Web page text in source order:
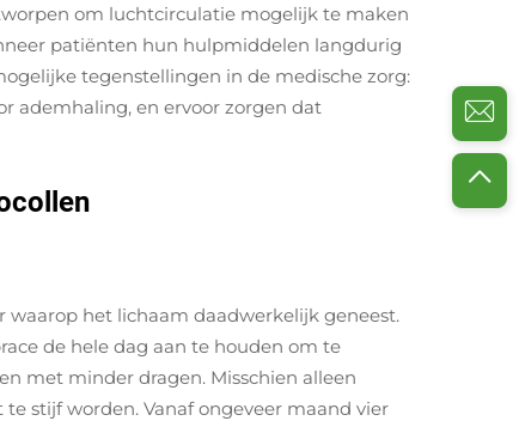
om luchtcirculatie mogelijk te maken
patiënten hun hulpmiddelen langdurig
tegenstellingen in de medische zorg:
ademhaling, en ervoor zorgen dat
het lichaam daadwerkelijk geneest.
de hele dag aan te houden om te
met minder dragen. Misschien alleen
stijf worden. Vanaf ongeveer maand vier